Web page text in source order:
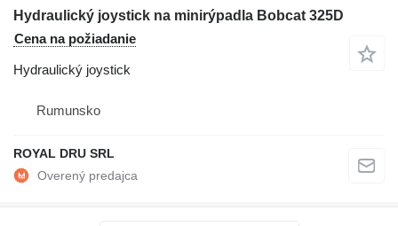
Hydraulický joystick na minirýpadla Bobcat 325D
Cena na požiadanie
Hydraulický joystick
Rumunsko
ROYAL DRU SRL